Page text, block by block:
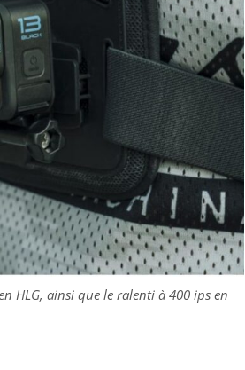
HLG, ainsi que le ralenti à 400 ips en